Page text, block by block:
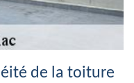
de la toiture